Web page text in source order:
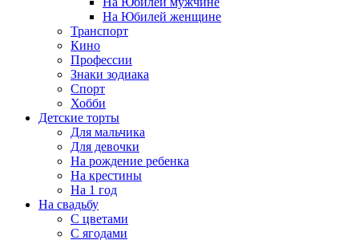
На Юбилей женщине
Транспорт
Кино
Профессии
Знаки зодиака
Спорт
Хобби
Детские торты
Для мальчика
Для девочки
На рождение ребенка
На крестины
На 1 год
На свадьбу
С цветами
С ягодами